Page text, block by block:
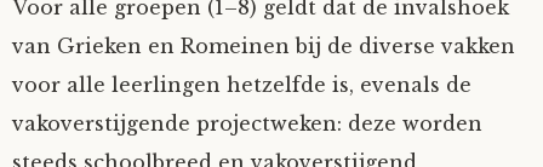
Voor alle groepen (1–8) geldt dat de invalshoek
van Grieken en Romeinen bij de diverse vakken
voor alle leerlingen hetzelfde is, evenals de
vakoverstijgende projectweken: deze worden
steeds schoolbreed en vakoverstijgend